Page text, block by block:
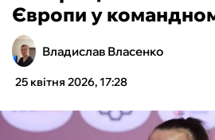
ХОКЕЙ
ТЕНІС
КІБЕРСПОРТ
Європи у
Владислав Власенко
25 квітня 2026, 17:28